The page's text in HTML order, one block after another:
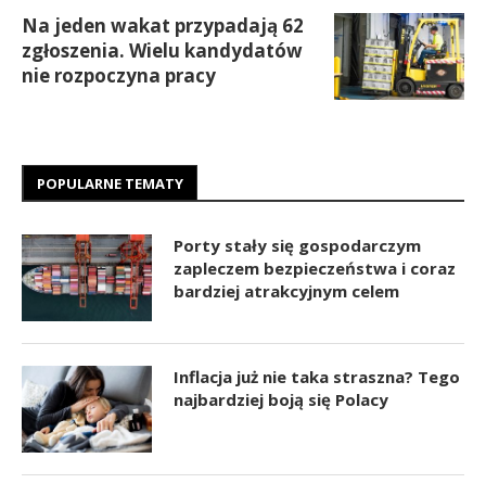
Na jeden wakat przypadają 62
zgłoszenia. Wielu kandydatów
nie rozpoczyna pracy
POPULARNE TEMATY
Porty stały się gospodarczym
zapleczem bezpieczeństwa i coraz
bardziej atrakcyjnym celem
Inflacja już nie taka straszna? Tego
najbardziej boją się Polacy